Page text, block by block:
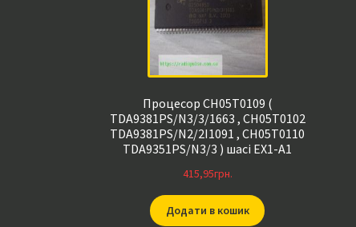
Процесор CH05T0109 (
TDA9381PS/N3/3/1663 , CH05T0102
TDA9381PS/N2/2I1091 , CH05T0110
TDA9351PS/N3/3 ) шасі EX1-A1
415,95грн.
Додати в кошик